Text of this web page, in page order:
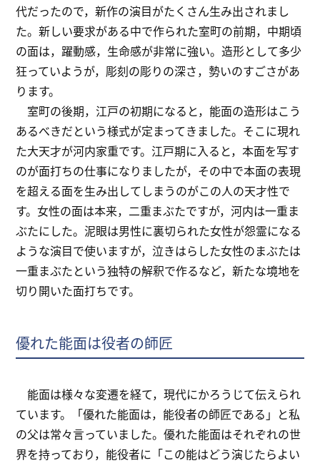
代だったので，新作の演目がたくさん生み出されまし
た。新しい要求がある中で作られた室町の前期，中期頃
の面は，躍動感，生命感が非常に強い。造形として多少
狂っていようが，彫刻の彫りの深さ，勢いのすごさがあ
ります。
室町の後期，江戸の初期になると，能面の造形はこう
あるべきだという様式が定まってきました。そこに現れ
た大天才が河内家重です。江戸期に入ると，本面を写す
のが面打ちの仕事になりましたが，その中で本面の表現
を超える面を生み出してしまうのがこの人の天才性で
す。女性の面は本来，二重まぶたですが，河内は一重ま
ぶたにした。泥眼は男性に裏切られた女性が怨霊になる
ような演目で使いますが，泣きはらした女性のまぶたは
一重まぶたという独特の解釈で作るなど，新たな境地を
切り開いた面打ちです。
優れた能面は役者の師匠
能面は様々な変遷を経て，現代にかろうじて伝えられ
ています。「優れた能面は，能役者の師匠である」と私
の父は常々言っていました。優れた能面はそれぞれの世
界を持っており，能役者に「この能はどう演じたらよい